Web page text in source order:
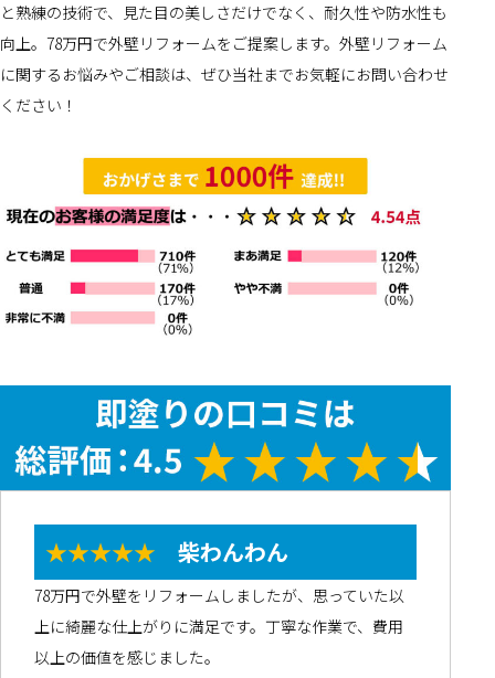
と熟練の技術で、見た目の美しさだけでなく、耐久性や防水性も
向上。78万円で外壁リフォームをご提案します。外壁リフォーム
に関するお悩みやご相談は、ぜひ当社までお気軽にお問い合わせ
ください！
★★★★★ 柴わんわん
78万円で外壁をリフォームしましたが、思っていた以
上に綺麗な仕上がりに満足です。丁寧な作業で、費用
以上の価値を感じました。